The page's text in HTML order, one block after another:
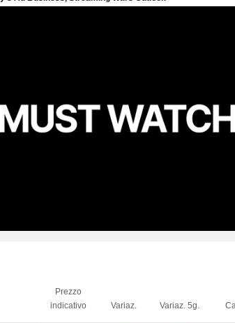
Prezzo
indicativo
Variaz. Variaz. 5g.